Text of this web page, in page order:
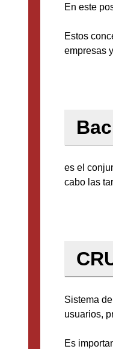
En este
Estos
empresas
es el
cabo las
Sistema
usuarios,
Es